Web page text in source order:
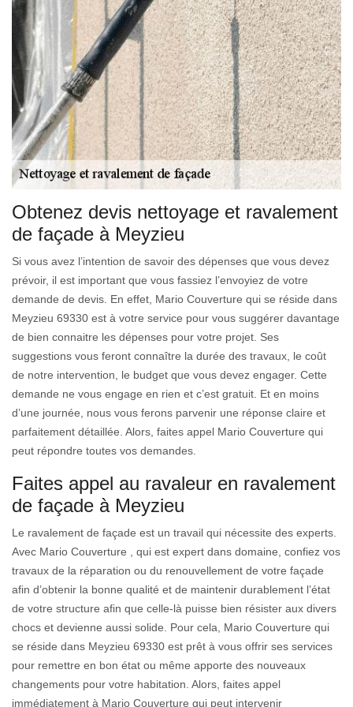
Obtenez devis nettoyage et ravalement
de façade à Meyzieu
Si vous avez l’intention de savoir des dépenses que vous devez
prévoir, il est important que vous fassiez l’envoyiez de votre
demande de devis. En effet, Mario Couverture qui se réside dans
Meyzieu 69330 est à votre service pour vous suggérer davantage
de bien connaitre les dépenses pour votre projet. Ses
suggestions vous feront connaître la durée des travaux, le coût
de notre intervention, le budget que vous devez engager. Cette
demande ne vous engage en rien et c’est gratuit. Et en moins
d’une journée, nous vous ferons parvenir une réponse claire et
parfaitement détaillée. Alors, faites appel Mario Couverture qui
peut répondre toutes vos demandes.
Faites appel au ravaleur en ravalement
de façade à Meyzieu
Le ravalement de façade est un travail qui nécessite des experts.
Avec Mario Couverture , qui est expert dans domaine, confiez vos
travaux de la réparation ou du renouvellement de votre façade
afin d’obtenir la bonne qualité et de maintenir durablement l’état
de votre structure afin que celle-là puisse bien résister aux divers
chocs et devienne aussi solide. Pour cela, Mario Couverture qui
se réside dans Meyzieu 69330 est prêt à vous offrir ses services
pour remettre en bon état ou même apporte des nouveaux
changements pour votre habitation. Alors, faites appel
immédiatement à Mario Couverture qui peut intervenir